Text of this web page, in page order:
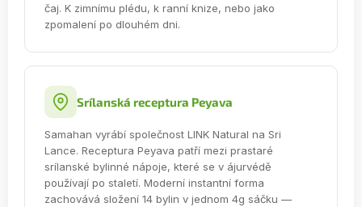
čaj. K zimnímu plédu, k ranní knize, nebo jako
zpomalení po dlouhém dni.
Srílanská receptura Peyava
Samahan vyrábí společnost LINK Natural na Sri
Lance. Receptura Peyava patří mezi prastaré
srílanské bylinné nápoje, které se v ájurvédě
používají po staletí. Moderní instantní forma
zachovává složení 14 bylin v jednom 4g sáčku —